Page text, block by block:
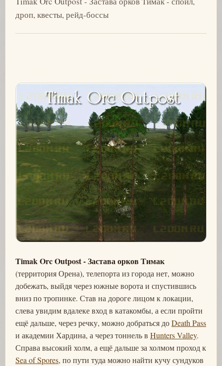
дроп, квесты, рейд-боссы
Timak Orc Outpost - Застава орков Тимак
(территория Орена), телепорта из города нет, можно
добежать, выйдя через южные ворота и спустившись
вниз по тропинке. Став на дороге лицом к локации,
слева увидим вдалеке вход в катакомбы, а если пройти
ещё дальше, через речку, можно добраться доDeath Pass
и академии Хардина, а через тоннель в Hunters Valley.
Справа высокий холм, а ещё дальше за холмом проход к
Sea of Spores, по пути туда можно найти кучу сундуков